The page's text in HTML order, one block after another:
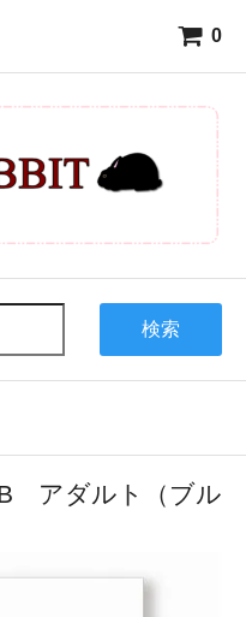
0
検索
アダルト（ブル